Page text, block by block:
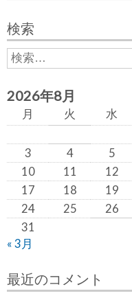
検索
S
e
r
f
o
2026年8月
月 火 水
3
4 5
10
11 12
17
18 19
24
25 26
31
« 3月
最近のコメント